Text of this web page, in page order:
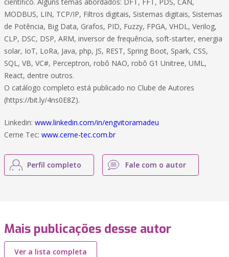
MODBUS, LIN, TCP/IP, Filtros digitais, Sistemas digitais, Sistemas
de Potência, Big Data, Grafos, PID, Fuzzy, FPGA, VHDL, Verilog,
CLP, DSC, DSP, ARM, inversor de frequência, soft-starter, energia
solar, IoT, LoRa, Java, php, JS, REST, Spring Boot, Spark, CSS,
SQL, VB, VC#, Perceptron, robô NAO, robô G1 Unitree, UML,
React, dentre outros.
O catálogo completo está publicado no Clube de Autores
(https://bit.ly/4ns0E8Z).
Linkedin: www.linkedin.com/in/engvitoramadeu
Cerne Tec: www.cerne-tec.com.br
Perfil completo Fale com o autor
Mais publicações desse autor
Ver a lista completa